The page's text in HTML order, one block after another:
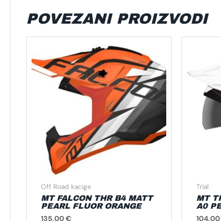
POVEZANI PROIZVODI
Off Road kacige
MT FALCON THR B4 MATT
PEARL FLUOR ORANGE
135,00€
proizvod
ima
više
varijanti.
Opcije
se
mogu
odabrati
Trial
MT
A0
104,00